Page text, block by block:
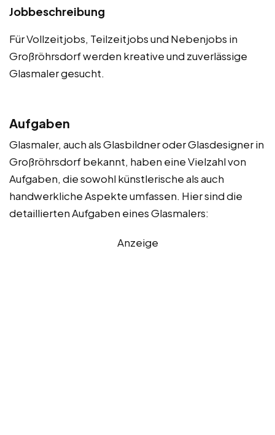
Jobbeschreibung
Für Vollzeitjobs, Teilzeitjobs und Nebenjobs in
Großröhrsdorf werden kreative und zuverlässige
Glasmaler gesucht.
Aufgaben
Glasmaler, auch als Glasbildner oder Glasdesigner in
Großröhrsdorf bekannt, haben eine Vielzahl von
Aufgaben, die sowohl künstlerische als auch
handwerkliche Aspekte umfassen. Hier sind die
detaillierten Aufgaben eines Glasmalers:
Anzeige